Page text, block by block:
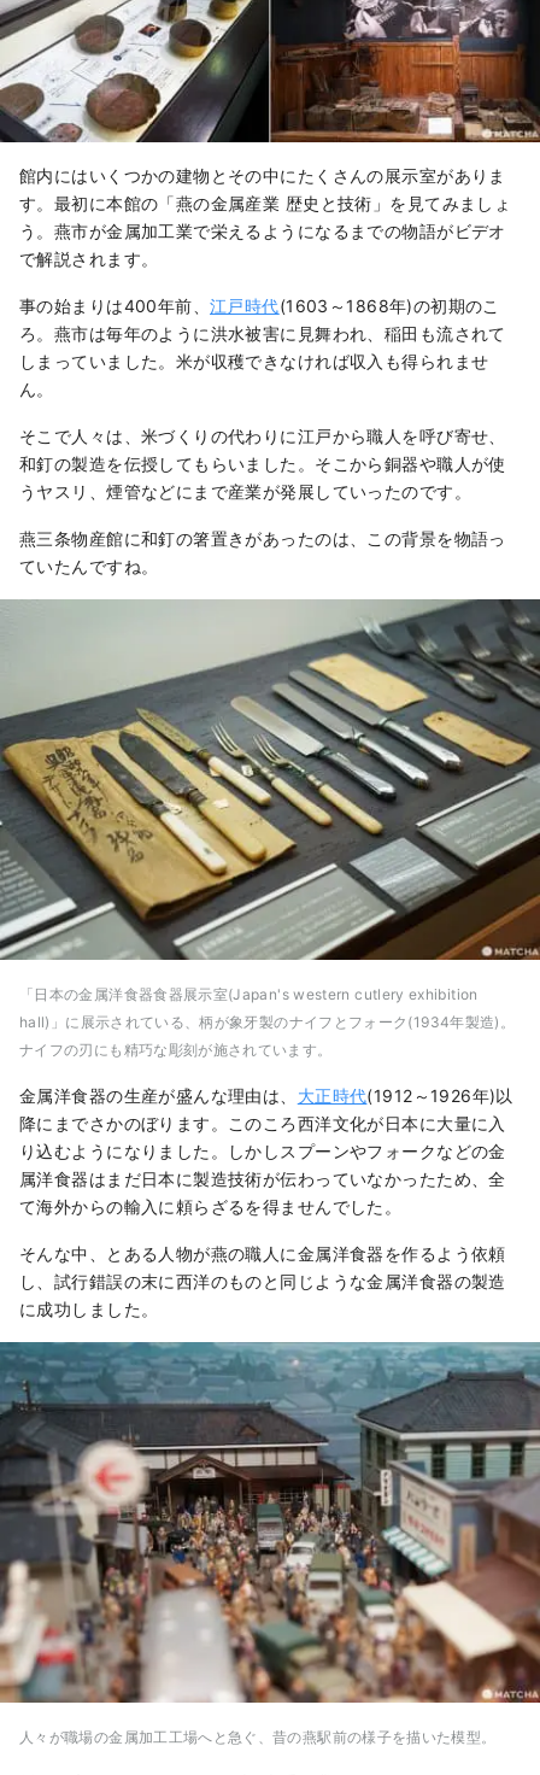
館内にはいくつかの建物とその中にたくさんの展示室がありま
す。最初に本館の「燕の金属産業 歴史と技術 」を見てみましょ
う。燕市が金属加工業で栄えるようになるまでの物語がビデオ
で解説されます。
事の始まりは400年前、江戸時代(1603～1868年)の初期のこ
ろ。燕市は毎年のように洪水被害に見舞われ、稲田も流されて
しまっていました。米が収穫できなければ収入も得られませ
ん。
そこで人々は、米づくりの代わりに江戸から職人を呼び寄せ、
和釘の製造を伝授してもらいました。そこから銅器や職人が使
うヤスリ、煙管などにまで産業が発展していったのです。
燕三条物産館に和釘の箸置きがあったのは、この背景を物語っ
ていたんですね。
「日本の金属洋食器食器展示室(Japan's western cutlery exhibition
hall)」に展示されている、柄が象牙製のナイフとフォーク(1934年製造)。
ナイフの刃にも精巧な彫刻が施されています。
金属洋食器の生産が盛んな理由は、 大正時代(1912～1926年)以
降にまでさかのぼります。このころ西洋文化が日本に大量に入
り込むようになりました。しかしスプーンやフォークなどの金
属洋食器はまだ日本に製造技術が伝わっていなかったため、全
て海外からの輸入に頼らざるを得ませんでした。
そんな中、とある人物が燕の職人に金属洋食器を作るよう依頼
し、試行錯誤の末に西洋のものと同じような金属洋食器の製造
に成功しました。
人々が職場の金属加工工場へと急ぐ、昔の燕駅前の様子を描いた模型。